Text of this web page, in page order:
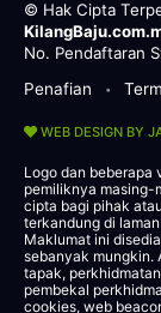
© Hak Cipta
No. Pendaftaran
Penafian
•
WEB DESIGN BY
Logo dan beberapa
pemiliknya masing-
cipta bagi pihak
terkandung di
Maklumat ini
sebanyak mungkin.
tapak,
pembekal
cookies, web